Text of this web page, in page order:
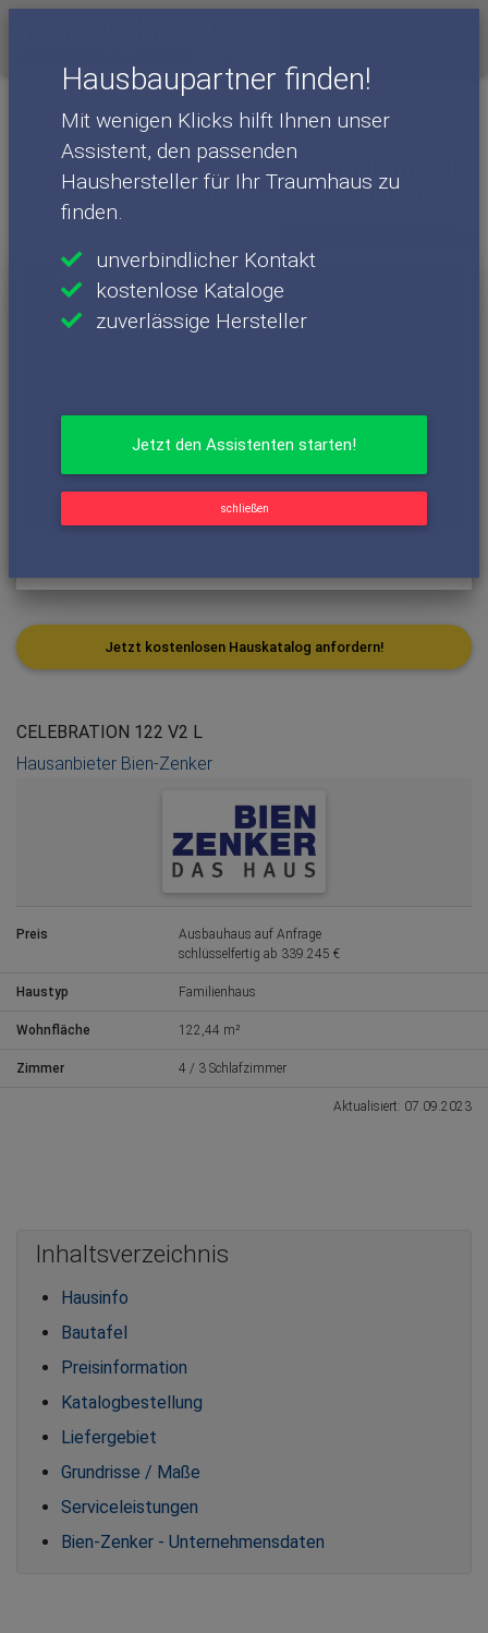
Hausbaupartner finden!
Mit wenigen Klicks hilft Ihnen unser
Assistent, den passenden
Haushersteller für Ihr Traumhaus zu
finden.
unverbindlicher Kontakt
kostenlose Kataloge
zuverlässige Hersteller
Jetzt den Assistenten starten!
schließen
Haushersteller
Bien-Zenker - Häuser
CELEBRATION 122 V2 L
Doppelhaus: Fertighaus-Familienhaus
im modernen Stil - CELEBRATION 122
V2 L
CELEBRATION 122 V2 L
Hausanbieter Bien-Zenker
Preis
Ausbauhaus auf Anfrage
schlüsselfertig ab 339.245 €
Haustyp Familienhaus
Wohnfläche 122,44 m²
Zimmer 4 / 3 Schlafzimmer
Aktualisiert: 07.09.2023
Jetzt kostenlosen Hauskatalog anfordern!
Inhaltsverzeichnis
Hausinfo
Bautafel
Preisinformation
Katalogbestellung
Liefergebiet
Grundrisse / Maße
Serviceleistungen
Bien-Zenker - Unternehmensdaten